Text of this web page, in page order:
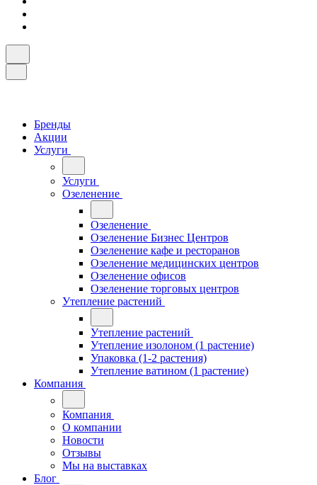
Бренды
Акции
Услуги
Услуги
Озеленение
Озеленение
Озеленение Бизнес Центров
Озеленение кафе и ресторанов
Озеленение медицинских центров
Озеленение офисов
Озеленение торговых центров
Утепление растений
Утепление растений
Утепление изолоном (1 растение)
Упаковка (1-2 растения)
Утепление ватином (1 растение)
Компания
Компания
О компании
Новости
Отзывы
Мы на выставках
Блог